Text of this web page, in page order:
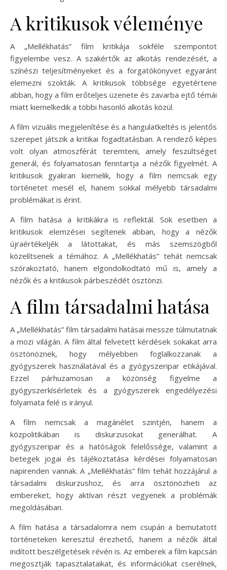
A kritikusok véleménye
A „Mellékhatás” film kritikája sokféle szempontot
figyelembe vesz. A szakértők az alkotás rendezését, a
színészi teljesítményeket és a forgatókönyvet egyaránt
elemezni szokták. A kritikusok többsége egyetértene
abban, hogy a film erőteljes üzenete és zavarba ejtő témái
miatt kiemelkedik a többi hasonló alkotás közül.
A film vizuális megjelenítése és a hangulatkeltés is jelentős
szerepet játszik a kritikai fogadtatásban. A rendező képes
volt olyan atmoszférát teremteni, amely feszültséget
generál, és folyamatosan fenntartja a nézők figyelmét. A
kritikusok gyakran kiemelik, hogy a film nemcsak egy
történetet mesél el, hanem sokkal mélyebb társadalmi
problémákat is érint.
A film hatása a kritikákra is reflektál. Sok esetben a
kritikusok elemzései segítenek abban, hogy a nézők
újraértékeljék a látottakat, és más szemszögből
közelítsenek a témához. A „Mellékhatás” tehát nemcsak
szórakoztató, hanem elgondolkodtató mű is, amely a
nézők és a kritikusok párbeszédét ösztönzi.
A film társadalmi hatása
A „Mellékhatás” film társadalmi hatásai messze túlmutatnak
a mozi világán. A film által felvetett kérdések sokakat arra
ösztönöznek, hogy mélyebben foglalkozzanak a
gyógyszerek használatával és a gyógyszeripar etikájával.
Ezzel párhuzamosan a közönség figyelme a
gyógyszerkísérletek és a gyógyszerek engedélyezési
folyamata felé is irányul.
A film nemcsak a magánélet szintjén, hanem a
közpolitikában is diskurzusokat generálhat. A
gyógyszeripar és a hatóságok felelőssége, valamint a
betegek jogai és tájékoztatása kérdései folyamatosan
napirenden vannak. A „Mellékhatás” film tehát hozzájárul a
társadalmi diskurzushoz, és arra ösztönözheti az
embereket, hogy aktívan részt vegyenek a problémák
megoldásában.
A film hatása a társadalomra nem csupán a bemutatott
történeteken keresztül érezhető, hanem a nézők által
indított beszélgetések révén is. Az emberek a film kapcsán
megosztják tapasztalataikat, és információkat cserélnek,